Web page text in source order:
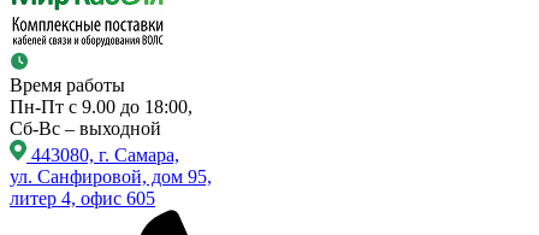
Время работы
Пн-Пт с 9.00 до 18:00,
Сб-Вс – выходной
443080, г. Самара,
ул. Санфировой, дом 95,
литер 4, офис 605